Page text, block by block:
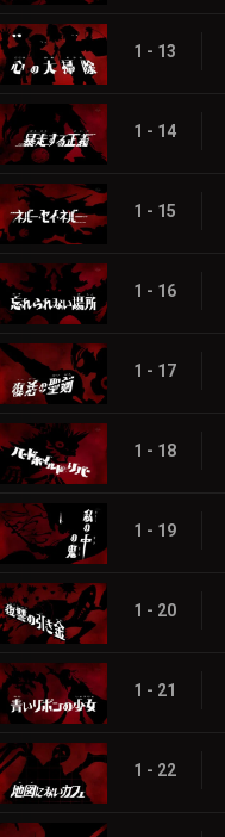
1 - 13
1 - 14
1 - 15
1 - 16
1 - 17
1 - 18
1 - 19
1 - 20
1 - 21
1 - 22